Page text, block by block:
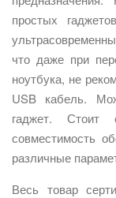
простых
что даже при
ноутбука, не
USB кабель.
гаджет. Стоит
совместимость
различные
Весь товар